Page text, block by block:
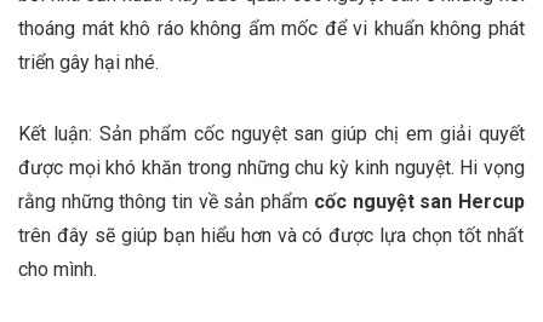
thoáng mát khô ráo không ẩm mốc để vi khuẩn không phát
triển gây hại nhé.
Kết luận: Sản phẩm cốc nguyệt san giúp chị em giải quyết
được mọi khó khăn trong những chu kỳ kinh nguyệt. Hi vọng
rằng những thông tin về sản phẩm cốc nguyệt san Hercup
trên đây sẽ giúp bạn hiểu hơn và có được lựa chọn tốt nhất
cho mình.